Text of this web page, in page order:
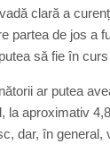
clară a
partea de jos a
să fie în
ar putea
la aproximativ
dar, în